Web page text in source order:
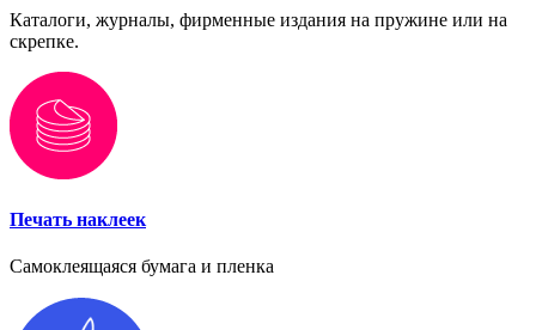
Каталоги, журналы, фирменные издания на пружине или на
скрепке.
Печать наклеек
Самоклеящаяся бумага и пленка